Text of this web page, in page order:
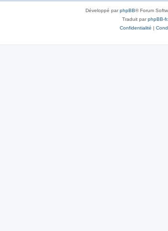
Développé parphpBB® Forum
Traduit parphpBB-
Confidentialité |